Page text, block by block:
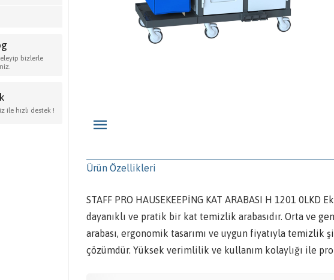
Ürün Özellikleri
STAFF PRO HAUSEKEEPİNG KAT ARABASI H 1201
dayanıklı ve pratik bir kat temizlik arabasıdır. Orta ve
arabası, ergonomik tasarımı ve uygun fiyatıyla
çözümdür. Yüksek verimlilik ve kullanım kolaylığı ile
bizlerle
ile hızlı destek !